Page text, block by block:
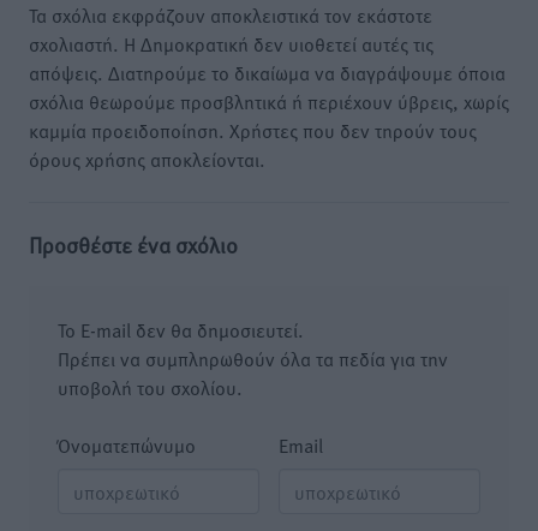
Τα σχόλια εκφράζουν αποκλειστικά τον εκάστοτε
σχολιαστή. Η Δημοκρατική δεν υιοθετεί αυτές τις
απόψεις. Διατηρούμε το δικαίωμα να διαγράψουμε όποια
σχόλια θεωρούμε προσβλητικά ή περιέχουν ύβρεις, χωρίς
καμμία προειδοποίηση. Χρήστες που δεν τηρούν τους
όρους χρήσης αποκλείονται.
Προσθέστε ένα σχόλιο
Το E-mail δεν θα δημοσιευτεί.
Πρέπει να συμπληρωθούν όλα τα πεδία για την
υποβολή του σχολίου.
Όνοματεπώνυμο Email